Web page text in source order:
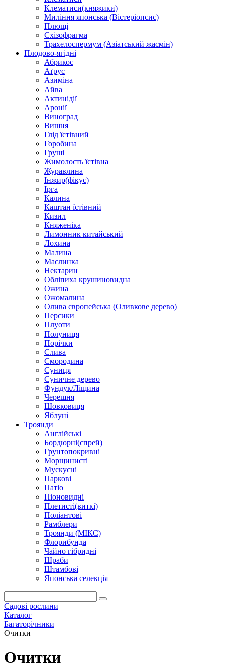
Клематиси(княжики)
Миління японська (Вістеріопсис)
Плющі
Схізофрагма
Трахелоспермум (Азіатський жасмін)
Плодово-ягідні
Абрикос
Аґрус
Азиміна
Айва
Актинідії
Аронії
Виноград
Вишня
Глід їстівний
Горобина
Груші
Жимолость їстівна
Журавлина
Інжир(фікус)
Ірга
Калина
Каштан їстівний
Кизил
Княженіка
Лимонник китайський
Лохина
Малина
Маслинка
Нектарин
Обліпиха крушиновидна
Ожина
Ожомалина
Олива європейська (Оливкове дерево)
Персики
Плуоти
Полуниця
Порічки
Слива
Смородина
Суниця
Суничне дерево
Фундук/Ліщина
Черешня
Шовковиця
Яблуні
Троянди
Англійські
Бордюрні(спрей)
Грунтопокривні
Морщинисті
Мускусні
Паркові
Патіо
Піоновидні
Плетисті(виткі)
Поліантові
Рамблери
Троянди (МІКС)
Флорибунда
Чайно гібридні
Шраби
Штамбові
Японська селекція
Садові рослини
Каталог
Багаторічники
Очитки
Очитки